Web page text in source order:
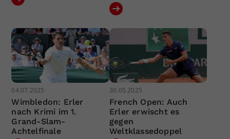
04.07.2025
Wimbledon: Erler
nach Krimi im 1.
Grand-Slam-
Achtelfinale
30.05.2025
French Open: Auch
Erler erwischt es
gegen
Weltklassedoppel